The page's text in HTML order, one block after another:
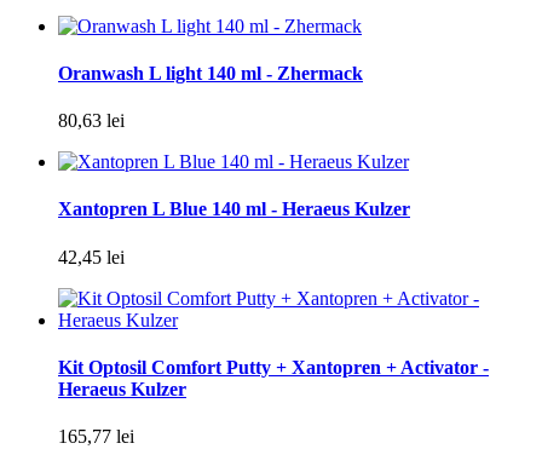
Oranwash L light 140 ml - Zhermack
80,63 lei
Xantopren L Blue 140 ml - Heraeus Kulzer
42,45 lei
Kit Optosil Comfort Putty + Xantopren + Activator -
Heraeus Kulzer
165,77 lei